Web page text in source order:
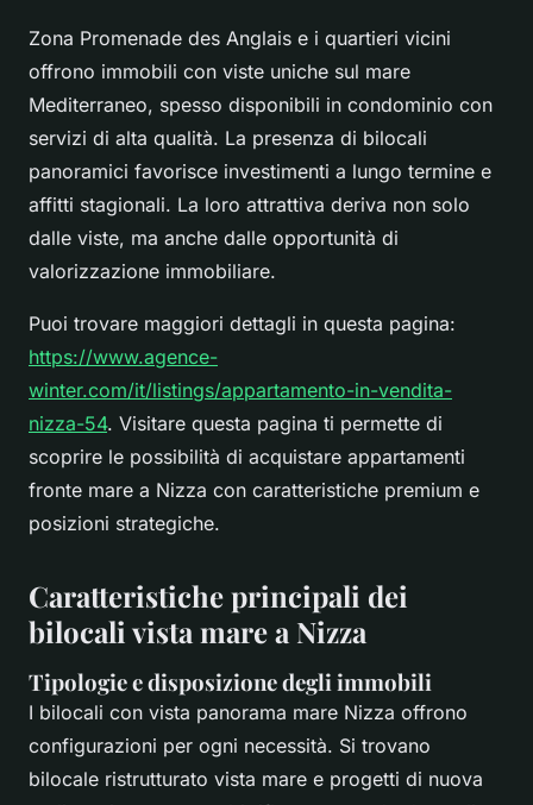
Zona Promenade des Anglais e i quartieri vicini
offrono immobili con viste uniche sul mare
Mediterraneo, spesso disponibili in condominio con
servizi di alta qualità. La presenza di bilocali
panoramici favorisce investimenti a lungo termine e
affitti stagionali. La loro attrattiva deriva non solo
dalle viste, ma anche dalle opportunità di
valorizzazione immobiliare.
Puoi trovare maggiori dettagli in questa pagina:
https://www.agence-
winter.com/it/listings/appartamento-in-vendita-
nizza-54. Visitare questa pagina ti permette di
scoprire le possibilità di acquistare appartamenti
fronte mare a Nizza con caratteristiche premium e
posizioni strategiche.
Caratteristiche principali dei
bilocali vista mare a Nizza
Tipologie e disposizione degli immobili
I bilocali con vista panorama mare Nizza offrono
configurazioni per ogni necessità. Si trovano
bilocale ristrutturato vista mare e progetti di nuova